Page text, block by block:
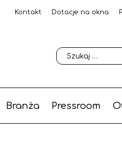
Kontakt Dotacje na okna
Branża Pressroom